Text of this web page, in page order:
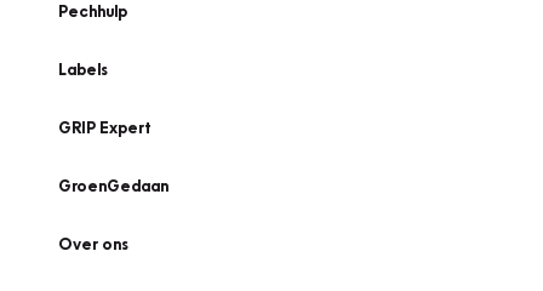
Pechhulp
Labels
GRIP Expert
GroenGedaan
Over ons